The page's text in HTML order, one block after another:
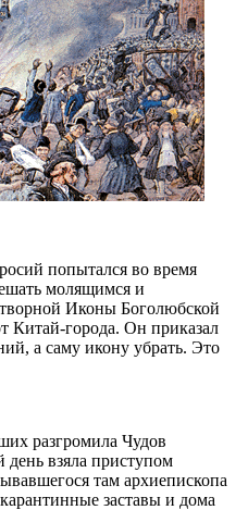
попытался во время
молящимся и
Иконы Боголюбской
Китай-города. Он приказал
а саму икону убрать. Это
разгромила Чудов
взяла приступом
там архиепископа
заставы и дома